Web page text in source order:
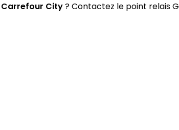
Carrefour City? Contactez le point relais